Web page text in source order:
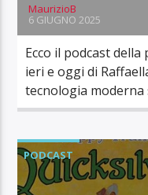
MaurizioB
6 GIUGNO 2025
Ecco il podcast
ieri e oggi di
tecnologia moderna
PODCAST